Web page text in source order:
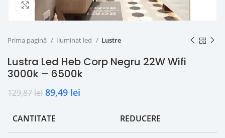
Click to enlarge
Prima pagină Iluminat led Lustre
Lustra Led Heb Corp Negru 22W Wifi
3000k – 6500k
129,87lei 89,49 lei
CANTITATE REDUCERE